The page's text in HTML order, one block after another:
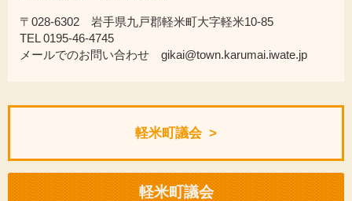
〒028-6302 岩手県九戸郡軽米町大字軽米10-85
TEL 0195-46-4745
メールでのお問い合わせ gikai@town.karumai.iwate.jp
軽米町議会
軽米町議会